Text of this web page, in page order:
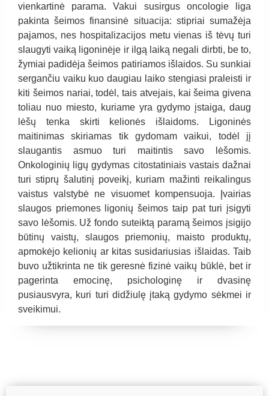
vienkartinė parama. Vakui susirgus oncologie liga
pakinta šeimos finansinė situacija: stipriai sumažėja
pajamos, nes hospitalizacijos metu vienas iš tėvų turi
slaugyti vaiką ligoninėje ir ilgą laiką negali dirbti, be to,
žymiai padidėja šeimos patiriamos išlaidos. Su sunkiai
sergančiu vaiku kuo daugiau laiko stengiasi praleisti ir
kiti šeimos nariai, todėl, tais atvejais, kai šeima givena
toliau nuo miesto, kuriame yra gydymo įstaiga, daug
lėšų tenka skirti kelionės išlaidoms. Ligoninės
maitinimas skiriamas tik gydomam vaikui, todėl jį
slaugantis asmuo turi maitintis savo lėšomis.
Onkologinių ligų gydymas citostatiniais vastais dažnai
turi stiprų šalutinį poveikį, kuriam mažinti reikalingus
vaistus valstybė ne visuomet kompensuoja. Įvairias
slaugos priemones ligonių šeimos taip pat turi įsigyti
savo lėšomis. Už fondo suteiktą paramą šeimos įsigijo
būtinų vaistų, slaugos priemonių, maisto produktų,
apmokėjo kelionių ar kitas susidariusias išlaidas. Taib
buvo užtikrinta ne tik geresnė fizinė vaikų būklė, bet ir
pagerinta emocinę, psichologinę ir dvasinę
pusiausvyra, kuri turi didžiulę įtaką gydymo sėkmei ir
sveikimui.